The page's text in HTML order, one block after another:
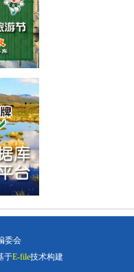
委会
E-file技术构建